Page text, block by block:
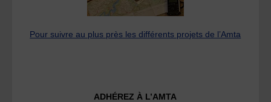
Pour suivre au plus près les différents projets de l’Amta
ADHÉREZ À L’AMTA